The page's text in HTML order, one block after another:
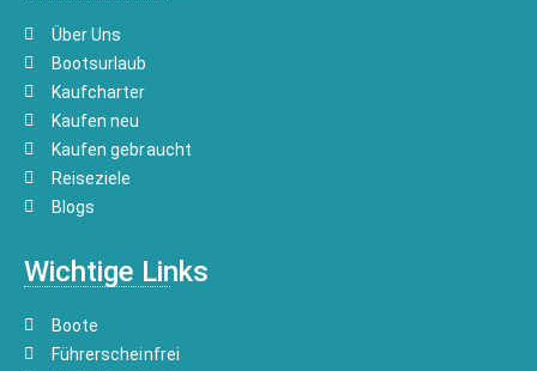
Über Uns
Bootsurlaub
Kaufcharter
Kaufen neu
Kaufen gebraucht
Reiseziele
Blogs
Wichtige Links
Boote
Führerscheinfrei